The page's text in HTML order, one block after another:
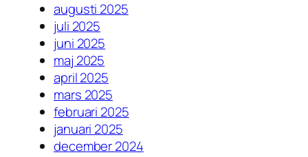
augusti 2025
juli 2025
juni 2025
maj 2025
april 2025
mars 2025
februari 2025
januari 2025
december 2024